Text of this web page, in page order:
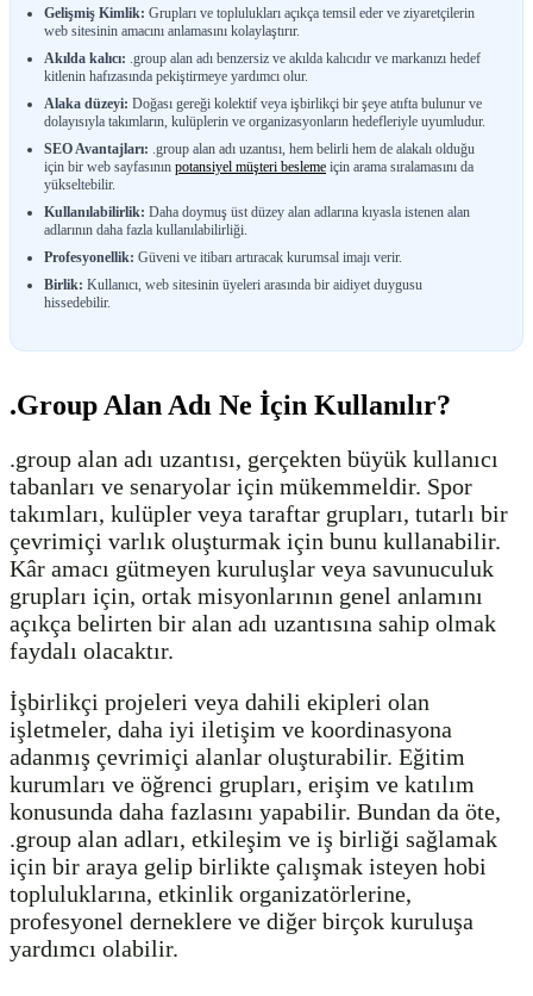
Gelişmiş Kimlik: Grupları ve toplulukları açıkça temsil eder ve ziyaretçilerin
web sitesinin amacını anlamasını kolaylaştırır.
Akılda kalıcı: .group alan adı benzersiz ve akılda kalıcıdır ve markanızı hedef
kitlenin hafızasında pekiştirmeye yardımcı olur.
Alaka düzeyi: Doğası gereği kolektif veya işbirlikçi bir şeye atıfta bulunur ve
dolayısıyla takımların, kulüplerin ve organizasyonların hedefleriyle uyumludur.
SEO Avantajları: .group alan adı uzantısı, hem belirli hem de alakalı olduğu
için bir web sayfasının potansiyel müşteri besleme için arama sıralamasını da
yükseltebilir.
Kullanılabilirlik: Daha doymuş üst düzey alan adlarına kıyasla istenen alan
adlarının daha fazla kullanılabilirliği.
Profesyonellik: Güveni ve itibarı artıracak kurumsal imajı verir.
Birlik: Kullanıcı, web sitesinin üyeleri arasında bir aidiyet duygusu
hissedebilir.
.Group Alan Adı Ne İçin Kullanılır?
.group alan adı uzantısı, gerçekten büyük kullanıcı
tabanları ve senaryolar için mükemmeldir. Spor
takımları, kulüpler veya taraftar grupları, tutarlı bir
çevrimiçi varlık oluşturmak için bunu kullanabilir.
Kâr amacı gütmeyen kuruluşlar veya savunuculuk
grupları için, ortak misyonlarının genel anlamını
açıkça belirten bir alan adı uzantısına sahip olmak
faydalı olacaktır.
İşbirlikçi projeleri veya dahili ekipleri olan
işletmeler, daha iyi iletişim ve koordinasyona
adanmış çevrimiçi alanlar oluşturabilir. Eğitim
kurumları ve öğrenci grupları, erişim ve katılım
konusunda daha fazlasını yapabilir. Bundan da öte,
.group alan adları, etkileşim ve iş birliği sağlamak
için bir araya gelip birlikte çalışmak isteyen hobi
topluluklarına, etkinlik organizatörlerine,
profesyonel derneklere ve diğer birçok kuruluşa
yardımcı olabilir.